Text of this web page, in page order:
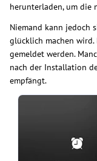
herunterladen, um die
Niemand kann jedoch
glücklich machen
gemeldet werden.
nach der Installation
empfängt.